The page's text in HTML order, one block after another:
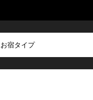
お宿タイプ